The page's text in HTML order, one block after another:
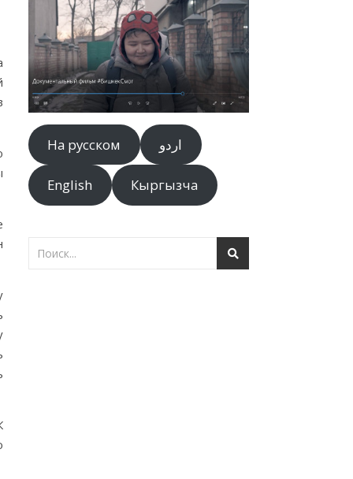
На русском اردو
English Кыргызча